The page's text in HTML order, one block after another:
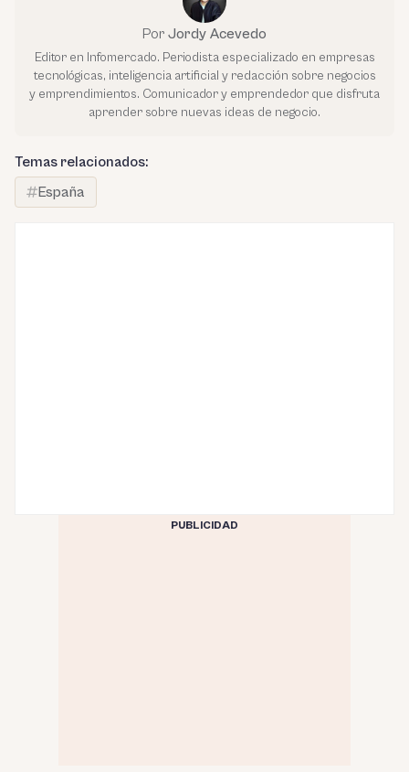
Por Jordy Acevedo
Editor en Infomercado. Periodista especializado en empresas
tecnológicas, inteligencia artificial y redacción sobre negocios
y emprendimientos. Comunicador y emprendedor que disfruta
aprender sobre nuevas ideas de negocio.
Temas relacionados:
España
PUBLICIDAD